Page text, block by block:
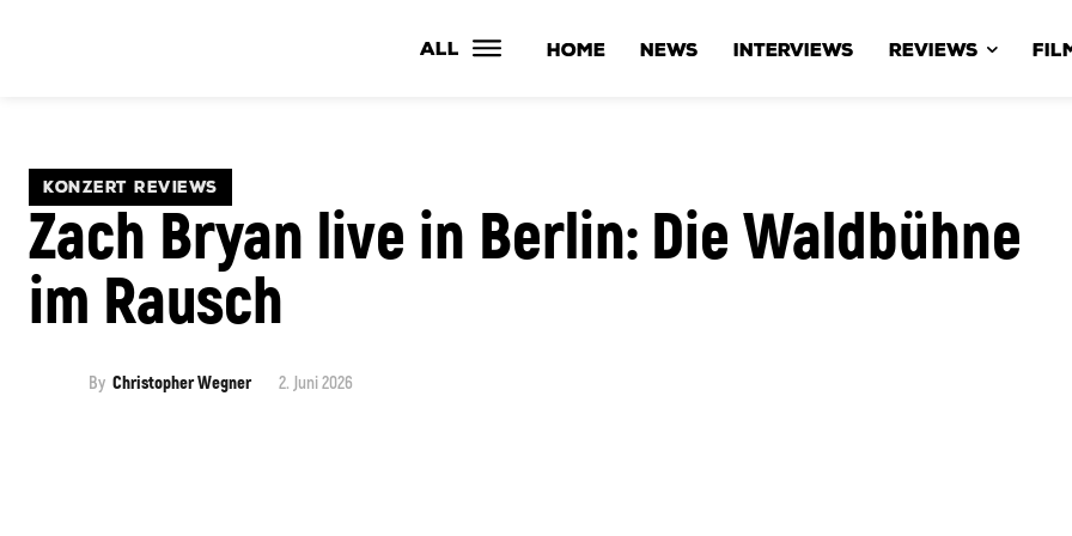
ALL HOME NEWS INTERVIEWS REVIEWS
KONZERT REVIEWS
Zach Bryan live in Berlin: Die Waldbühne
im Rausch
By Christopher Wegner 2. Juni 2026